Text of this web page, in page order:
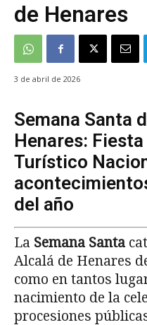
de Henares
3 de abril de 2026
Semana Santa
Henares:
Turístico
del año
La Semana Santa
Alcalá de Henares
como en tantos
nacimiento de la
procesiones